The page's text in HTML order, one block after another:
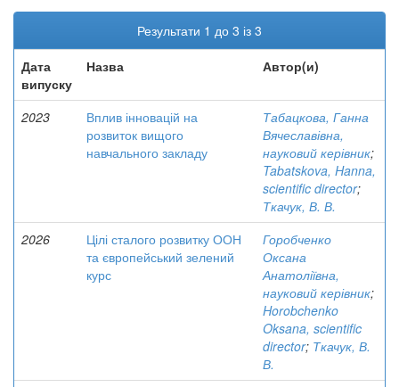
Результати 1 до 3 із 3
Дата
випуску
Назва Автор(и)
2023
Вплив інновацій на
розвиток вищого
навчального закладу
Табацкова, Ганна
Вячеславівна,
науковий керівник;
Tabatskova, Hanna,
scientific director;
Ткачук, В. В.
2026
Цілі сталого розвитку ООН
та європейський зелений
курс
Горобченко
Оксана
Анатоліївна,
науковий керівник;
Horobchenko
Oksana, scientific
director; Ткачук, В.
В.